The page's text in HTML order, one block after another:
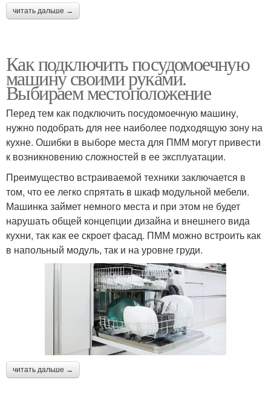
читать дальше →
Как подключить посудомоечную
машину своими руками.
Выбираем местоположение
Перед тем как подключить посудомоечную машину,
нужно подобрать для нее наиболее подходящую зону на
кухне. Ошибки в выборе места для ПММ могут привести
к возникновению сложностей в ее эксплуатации.
Преимущество встраиваемой техники заключается в
том, что ее легко спрятать в шкаф модульной мебели.
Машинка займет немного места и при этом не будет
нарушать общей концепции дизайна и внешнего вида
кухни, так как ее скроет фасад. ПММ можно встроить как
в напольный модуль, так и на уровне груди.
читать дальше →